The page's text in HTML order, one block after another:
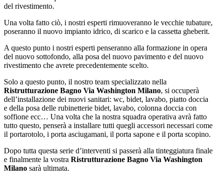
del rivestimento.
Una volta fatto ciò, i nostri esperti rimuoveranno le vecchie tubature,
poseranno il nuovo impianto idrico, di scarico e la cassetta gheberit.
A questo punto i nostri esperti penseranno alla formazione in opera
del nuovo sottofondo, alla posa del nuovo pavimento e del nuovo
rivestimento che avrete precedentemente scelto.
Solo a questo punto, il nostro team specializzato nella
Ristrutturazione Bagno Via Washington Milano, si occuperà
dell’installazione dei nuovi sanitari: wc, bidet, lavabo, piatto doccia
e della posa delle rubinetterie bidet, lavabo, colonna doccia con
soffione ecc… Una volta che la nostra squadra operativa avrà fatto
tutto questo, penserà a installare tutti quegli accessori necessari come
il portarotolo, i porta asciugamani, il porta sapone e il porta scopino.
Dopo tutta questa serie d’interventi si passerà alla tinteggiatura finale
e finalmente la vostra Ristrutturazione Bagno Via Washington
Milano sarà ultimata.